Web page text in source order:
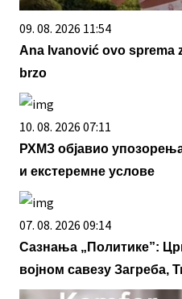
09. 08. 2026 11:54
Ana Ivanović ovo sprema
brzo
10. 08. 2026 07:11
РХМЗ објавио
и екстеремне услове
07. 08. 2026 09:14
Сазнања „Политике”:
војном савезу Загреба,